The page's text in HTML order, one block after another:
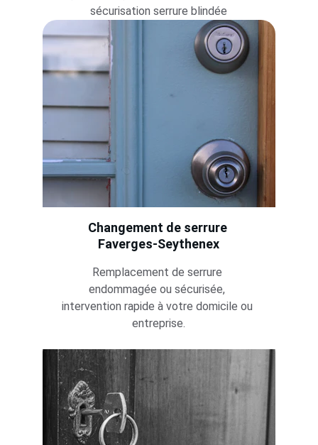
sécurisation serrure blindée
Changement de serrure
Faverges-Seythenex
Remplacement de serrure
endommagée ou sécurisée,
intervention rapide à votre domicile ou
entreprise.